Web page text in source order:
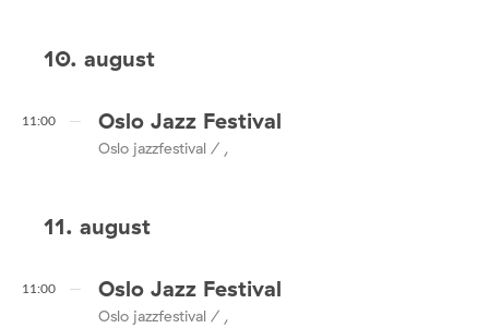
10. august
11:00 Oslo Jazz Festival
Oslo jazzfestival / ,
11. august
11:00 Oslo Jazz Festival
Oslo jazzfestival / ,